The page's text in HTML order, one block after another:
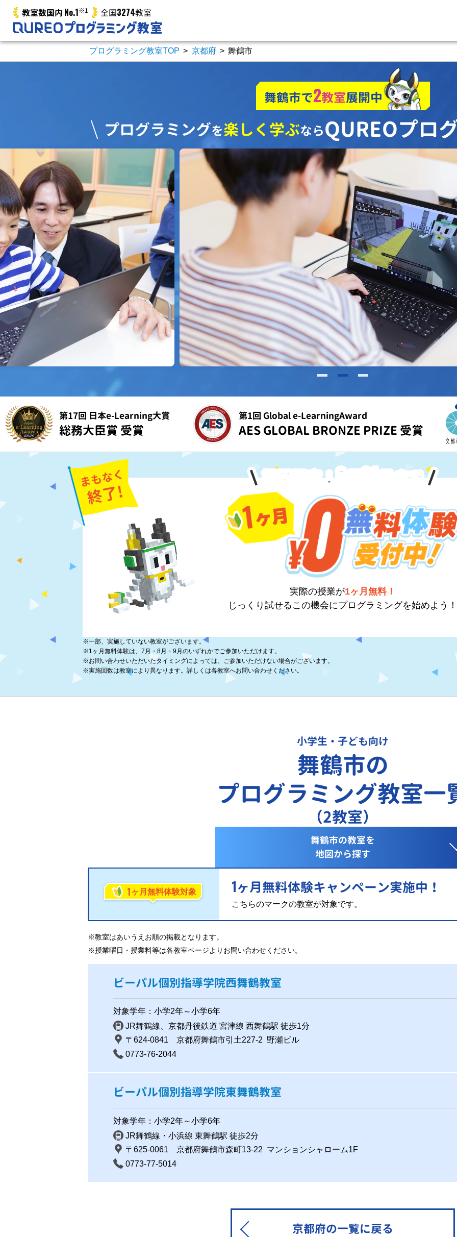
教室数国内 No.1※1 全国3274教室
プログラミング教室TOP > 京都府 > 舞鶴市
舞鶴市で2教室展開中
プログラミングを楽しく学ぶならQUREOプロ
第17回 日本e-Learning大賞
総務大臣賞 受賞
第1回 Global e-LearningAward
AES GLOBAL BRONZE PRIZE 受賞
期間限定！8 31 まで
実際の授業が1ヶ月無料！
じっくり試せるこの機会にプログラミングを始めよう！
※一部、実施していない教室がございます。
※1ヶ月無料体験は、7月・8月・9月のいずれかでご参加いただけます。
※お問い合わせいただいたタイミングによっては、ご参加いただけない場合がございます。
※実施回数は教室により異なります。詳しくは各教室へお問い合わせください。
小学生・子ども向け
舞鶴市の
プログラミング教室一
（2教室）
舞鶴市の教室を
地図から探す
1 ヶ月無料体験対象 1ヶ月無料体験キャンペーン実施中！
こちらのマークの教室が対象です。
※教室はあいうえお順の掲載となります。
※授業曜日・授業料等は各教室ページよりお問い合わせください。
ビーパル個別指導学院西舞鶴教室
対象学年：小学2年～小学6年
JR舞鶴線、京都丹後鉄道 宮津線 西舞鶴駅 徒歩1分
〒624-0841 京都府舞鶴市引土227-2 野瀬ビル
0773-76-2044
ビーパル個別指導学院東舞鶴教室
対象学年：小学2年～小学6年
JR舞鶴線・小浜線 東舞鶴駅 徒歩2分
〒625-0061 京都府舞鶴市森町13-22 マンションシャローム1F
0773-77-5014
京都府の一覧に戻る